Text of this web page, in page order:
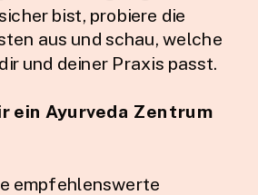
bist, probiere die
aus und schau, welche
und deiner Praxis passt.
ein Ayurveda Zentrum
empfehlenswerte